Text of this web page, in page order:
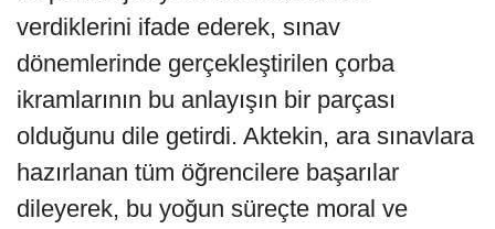
verdiklerini ifade ederek, sınav
dönemlerinde gerçekleştirilen çorba
ikramlarının bu anlayışın bir parçası
olduğunu dile getirdi. Aktekin, ara sınavlara
hazırlanan tüm öğrencilere başarılar
dileyerek, bu yoğun süreçte moral ve